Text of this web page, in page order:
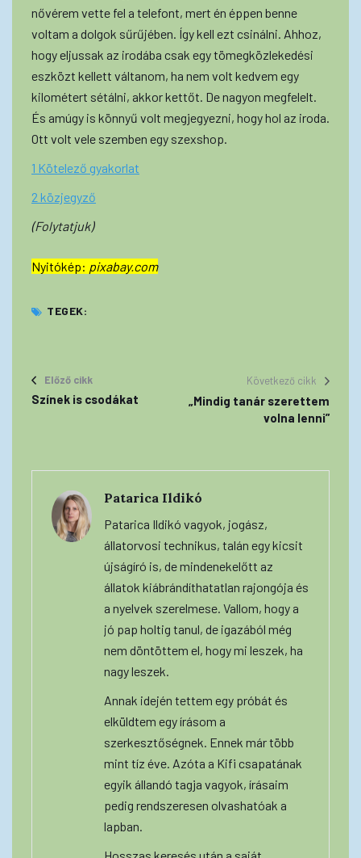
nővérem vette fel a telefont, mert én éppen benne
voltam a dolgok sűrűjében. Így kell ezt csinálni. Ahhoz,
hogy eljussak az irodába csak egy tömegközlekedési
eszközt kellett váltanom, ha nem volt kedvem egy
kilométert sétálni, akkor kettőt. De nagyon megfelelt.
És amúgy is könnyű volt megjegyezni, hogy hol az iroda.
Ott volt vele szemben egy szexshop.
1 Kötelező gyakorlat
2 közjegyző
(Folytatjuk)
Nyitókép: pixabay.com
TEGEK:
Előző cikk
Színek is csodákat
Következő cikk
„Mindig tanár szerettem
volna lenni”
Patarica Ildikó
Patarica Ildikó vagyok, jogász,
állatorvosi technikus, talán egy kicsit
újságíró is, de mindenekelőtt az
állatok kiábrándíthatatlan rajongója és
a nyelvek szerelmese. Vallom, hogy a
jó pap holtig tanul, de igazából még
nem döntöttem el, hogy mi leszek, ha
nagy leszek.
Annak idején tettem egy próbát és
elküldtem egy írásom a
szerkesztőségnek. Ennek már több
mint tíz éve. Azóta a Kifi csapatának
egyik állandó tagja vagyok, írásaim
pedig rendszeresen olvashatóak a
lapban.
Hosszas keresés után a saját